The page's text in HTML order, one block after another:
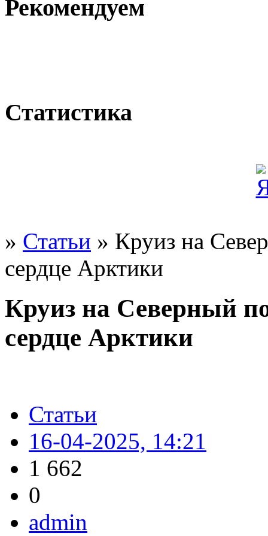
Рекомендуем
Статистика
» Статьи » Круиз на
сердце Арктики
Круиз на Северный
сердце Арктики
Статьи
16-04-2025, 14:21
1 662
0
admin